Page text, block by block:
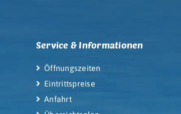
Service & Informationen
Öffnungszeiten
Eintrittspreise
Anfahrt